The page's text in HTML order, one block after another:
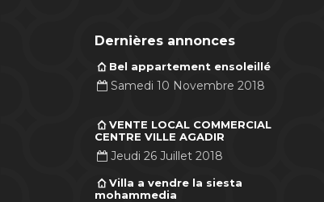
Dernières annonces
Bel appartement ensoleillé
Samedi 10 Novembre 2018
VENTE LOCAL COMMERCIAL
CENTRE VILLE AGADIR
Jeudi 26 Juillet 2018
Villa a vendre la siesta
mohammedia